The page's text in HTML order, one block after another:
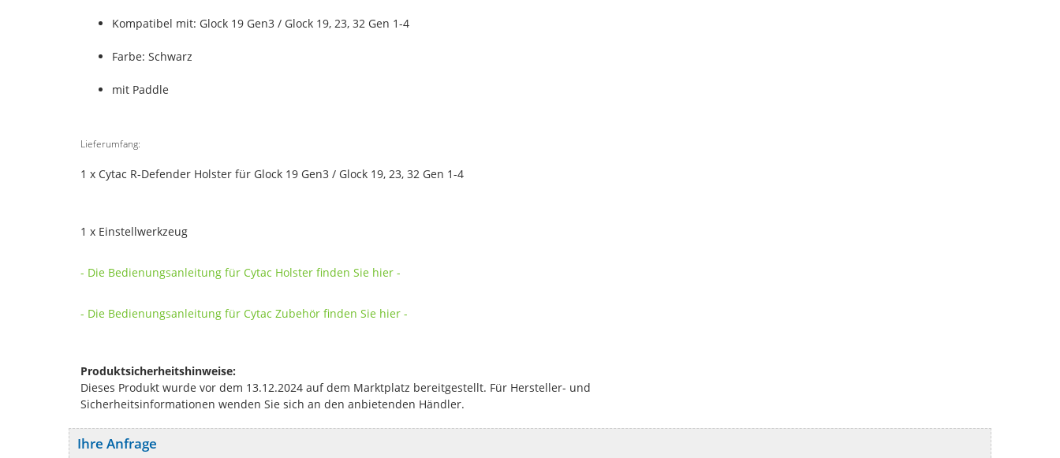
Kompatibel mit: Glock 19 Gen3 / Glock 19, 23, 32 Gen 1-4
Farbe: Schwarz
mit Paddle
Lieferumfang:
1 x Cytac R-Defender Holster für Glock 19 Gen3 / Glock 19, 23, 32 Gen 1-4
1 x Einstellwerkzeug
- Die Bedienungsanleitung für Cytac Holster finden Sie hier -
- Die Bedienungsanleitung für Cytac Zubehör finden Sie hier -
Produktsicherheitshinweise:
Dieses Produkt wurde vor dem 13.12.2024 auf dem Marktplatz bereitgestellt. Für Hersteller- und
Sicherheitsinformationen wenden Sie sich an den anbietenden Händler.
Ihre Anfrage